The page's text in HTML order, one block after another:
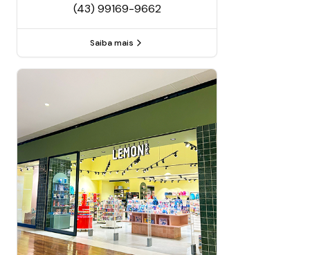
(43) 99169-9662
Saiba mais